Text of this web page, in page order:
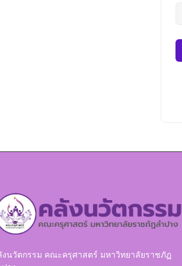
งนวัตกรรม คณะครุศาสตร์ มหาวิทยาลัยราชภัฏ